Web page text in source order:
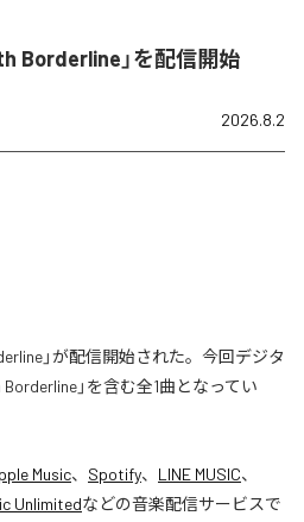
Borderline」を配信開始
2026.8.2
」が配信開始された。今回デジタ
」を含む全1曲となってい
Music、 Spotify、 LINE MUSIC、
Unlimitedなどの音楽配信サービスで